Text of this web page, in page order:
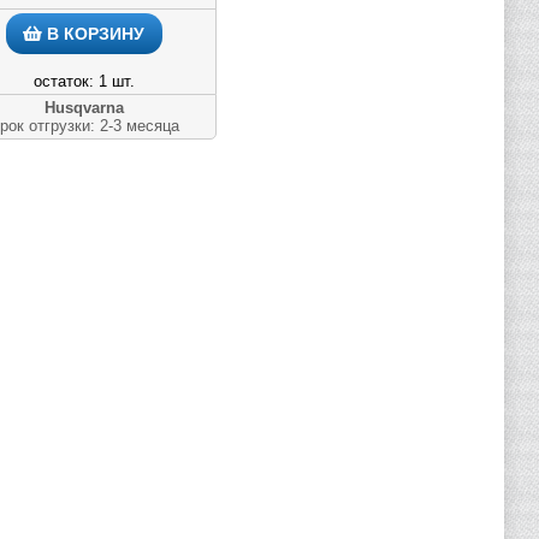
В КОРЗИНУ
остаток: 1 шт.
Husqvarna
отгрузки: 2-3 месяца